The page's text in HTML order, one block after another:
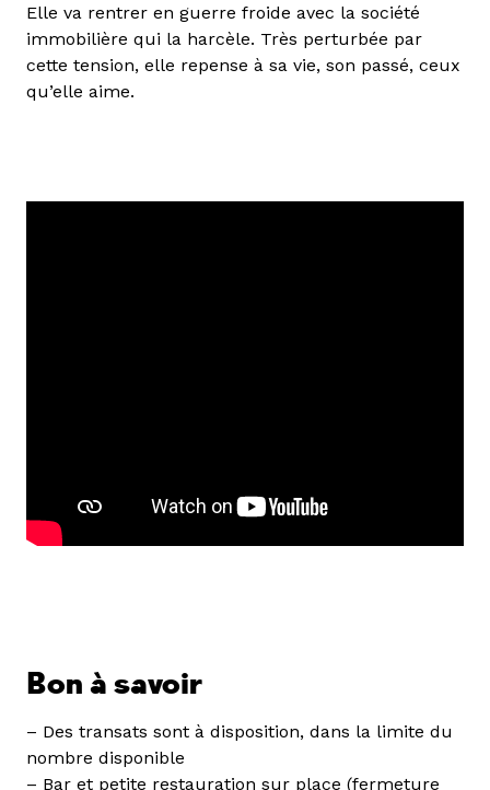
Elle va rentrer en guerre froide avec la société
immobilière qui la harcèle. Très perturbée par
cette tension, elle repense à sa vie, son passé, ceux
qu’elle aime.
Bon à savoir
– Des transats sont à disposition, dans la limite du
nombre disponible
– Bar et petite restauration sur place (fermeture